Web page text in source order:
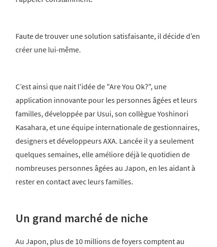
Faute de trouver une solution satisfaisante, il décide d’en
créer une lui-même.
C’est ainsi que nait l'idée de "Are You Ok?", une
application innovante pour les personnes âgées et leurs
familles, développée par Usui, son collègue Yoshinori
Kasahara, et une équipe internationale de gestionnaires,
designers et développeurs AXA. Lancée il y a seulement
quelques semaines, elle améliore déjà le quotidien de
nombreuses personnes âgées au Japon, en les aidant à
rester en contact avec leurs familles.
Un grand marché de niche
Au Japon, plus de 10 millions de foyers comptent au